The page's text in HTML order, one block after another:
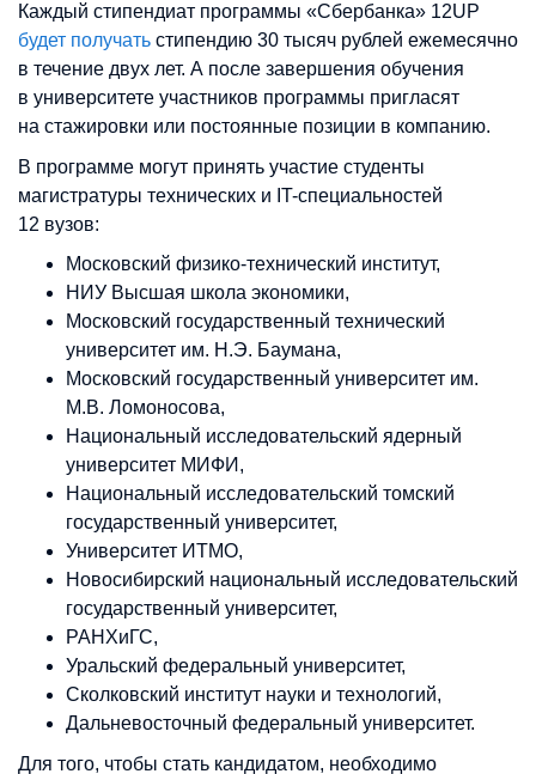
Каждый стипендиат программы «Сбербанка» 12UP
будет получать стипендию 30 тысяч рублей ежемесячно
в течение двух лет. А после завершения обучения
в университете участников программы пригласят
на стажировки или постоянные позиции в компанию.
В программе могут принять участие студенты
магистратуры технических и IT-специальностей
12 вузов:
Московский физико-технический институт,
НИУ Высшая школа экономики,
Московский государственный технический
университет им. Н.Э. Баумана,
Московский государственный университет им.
М.В. Ломоносова,
Национальный исследовательский ядерный
университет МИФИ,
Национальный исследовательский томский
государственный университет,
Университет ИТМО,
Новосибирский национальный исследовательский
государственный университет,
РАНХиГС,
Уральский федеральный университет,
Сколковский институт науки и технологий,
Дальневосточный федеральный университет.
Для того, чтобы стать кандидатом, необходимо